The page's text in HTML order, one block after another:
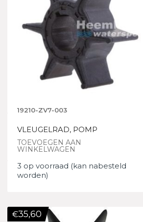
19210-ZV7-003
VLEUGELRAD, POMP
TOEVOEGEN AAN
WINKELWAGEN
3 op voorraad (kan nabesteld
worden)
€35,60